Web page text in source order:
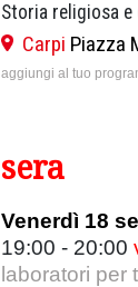
Storia religiosa
Carpi Piazza
aggiungi al tuo
sera
Venerdì 18
19:00 - 20:00
laboratori per